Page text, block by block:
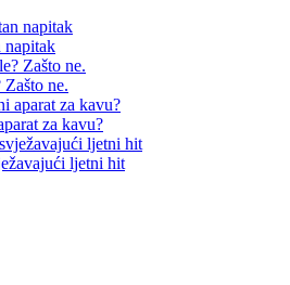
napitak
ne.
za kavu?
ljetni hit